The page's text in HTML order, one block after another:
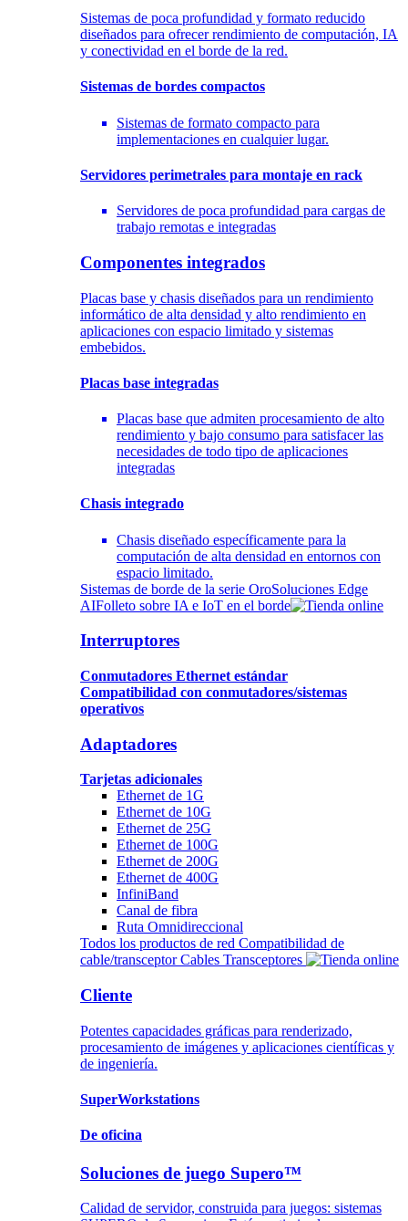
Sistemas de poca profundidad y formato reducido
diseñados para ofrecer rendimiento de computación, IA
y conectividad en el borde de la red.
Sistemas de bordes compactos
Sistemas de formato compacto para
implementaciones en cualquier lugar.
Servidores perimetrales para montaje en rack
Servidores de poca profundidad para cargas de
trabajo remotas e integradas
Componentes integrados
Placas base y chasis diseñados para un rendimiento
informático de alta densidad y alto rendimiento en
aplicaciones con espacio limitado y sistemas
embebidos.
Placas base integradas
Placas base que admiten procesamiento de alto
rendimiento y bajo consumo para satisfacer las
necesidades de todo tipo de aplicaciones
integradas
Chasis integrado
Chasis diseñado específicamente para la
computación de alta densidad en entornos con
espacio limitado.
Sistemas de borde de la serie OroSoluciones Edge
AIFolleto sobre IA e IoT en el borde
Interruptores
Conmutadores Ethernet estándar
Compatibilidad con conmutadores/sistemas
operativos
Adaptadores
Tarjetas adicionales
Ethernet de 1G
Ethernet de 10G
Ethernet de 25G
Ethernet de 100G
Ethernet de 200G
Ethernet de 400G
InfiniBand
Canal de fibra
Ruta Omnidireccional
Todos los productos de red Compatibilidad de
cable/transceptor Cables Transceptores
Cliente
Potentes capacidades gráficas para renderizado,
procesamiento de imágenes y aplicaciones científicas y
de ingeniería.
SuperWorkstations
De oficina
Soluciones de juego Supero™
Calidad de servidor, construida para juegos: sistemas